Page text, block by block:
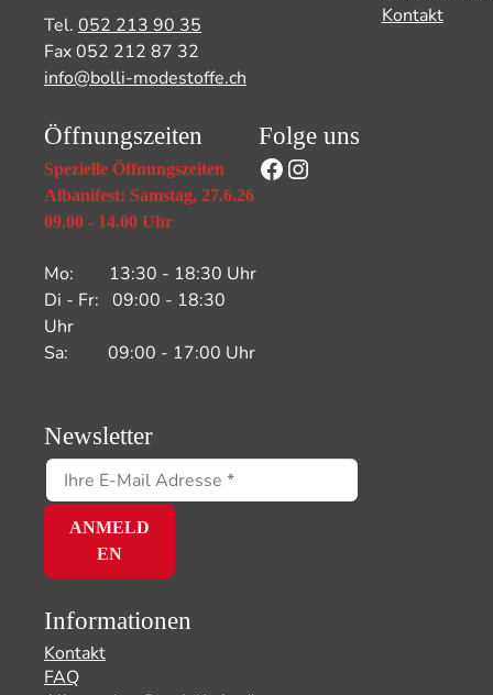
Tel. 052 213 90 35
Fax 052 212 87 32
info@bolli-modestoffe.ch
Öffnungszeiten
Spezielle Öffnungszeiten
Albanifest: Samstag, 27.6.26
09.00 - 14.00 Uhr
Mo: 13:30 - 18:30 Uhr
Di - Fr: 09:00 - 18:30
Uhr
Sa: 09:00 - 17:00 Uhr
Folge uns
Facebook
Instagram
Newsletter
Kontakt
Informationen
Kontakt
FAQ